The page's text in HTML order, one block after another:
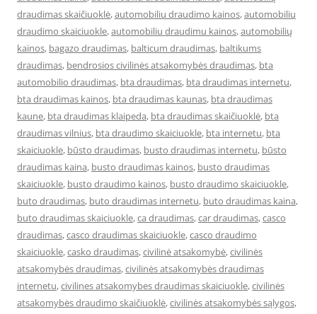
draudimas skaičiuoklė,automobiliu draudimo kainos,automobiliu
draudimo skaiciuokle,automobiliu draudimu kainos,automobilių
kainos, bagazo draudimas, balticum draudimas, baltikums
draudimas, bendrosios civilinės atsakomybės draudimas, bta
automobilio draudimas, bta draudimas, bta draudimas internetu,
bta draudimas kainos, bta draudimas kaunas, bta draudimas
kaune, bta draudimas klaipeda, bta draudimas skaičiuoklė, bta
draudimas vilnius, bta draudimo skaiciuokle, bta internetu, bta
skaiciuokle, būsto draudimas, busto draudimas internetu, būsto
draudimas kaina, busto draudimas kainos, busto draudimas
skaiciuokle, busto draudimo kainos, busto draudimo skaiciuokle,
buto draudimas, buto draudimas internetu, buto draudimas kaina,
buto draudimas skaiciuokle,ca draudimas,car draudimas,casco
draudimas,casco draudimas skaiciuokle,casco draudimo
skaiciuokle,casko draudimas,civilinė atsakomybė,civilinės
atsakomybės draudimas,civilinės atsakomybės draudimas
internetu,civilines atsakomybes draudimas skaiciuokle,civilinės
atsakomybės draudimo skaičiuoklė,civilinės atsakomybės sąlygos,